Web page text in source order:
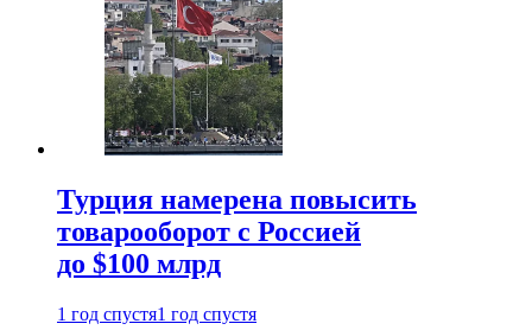
Турция намерена повысить
товарооборот с Россией
до $100 млрд
1 год спустя1 год спустя